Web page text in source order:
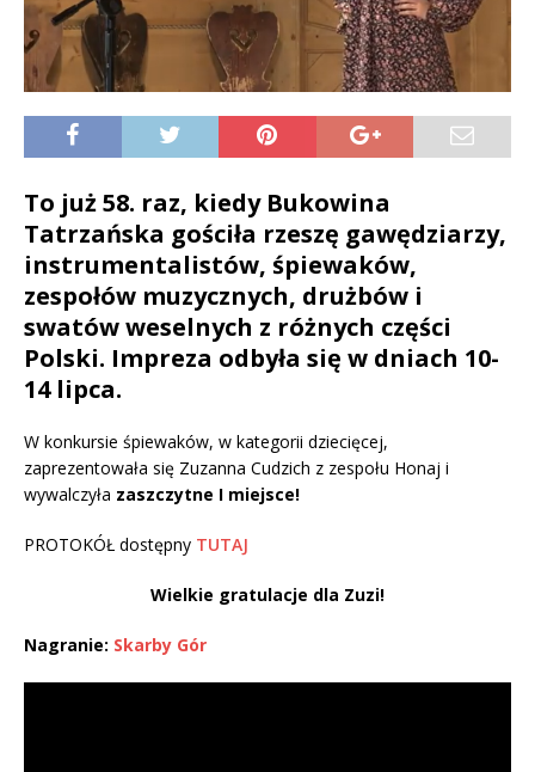
To już 58. raz, kiedy Bukowina
Tatrzańska gościła rzeszę gawędziarzy,
instrumentalistów, śpiewaków,
zespołów muzycznych, drużbów i
swatów weselnych z różnych części
Polski. Impreza odbyła się w dniach 10-
14 lipca.
W konkursie śpiewaków, w kategorii dziecięcej,
zaprezentowała się Zuzanna Cudzich z zespołu Honaj i
wywalczyła zaszczytne I miejsce!
PROTOKÓŁ dostępny TUTAJ
Wielkie gratulacje dla Zuzi!
Nagranie: Skarby Gór